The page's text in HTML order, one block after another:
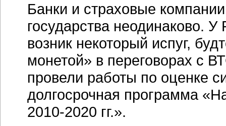
Банки и страховые
государства неодинаково.
возник некоторый испуг,
монетой» в переговорах с
провели работы по оценке
долгосрочная программа
2010-2020 гг.».